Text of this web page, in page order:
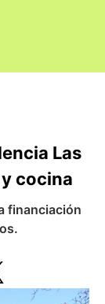
Las
cocina
financiación